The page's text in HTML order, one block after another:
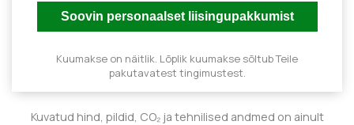
Kuumakse on näitlik. Lõplik kuumakse sõltub Teile
pakutavatest tingimustest.
Kuvatud hind, pildid, CO₂ ja tehnilised andmed on ainult